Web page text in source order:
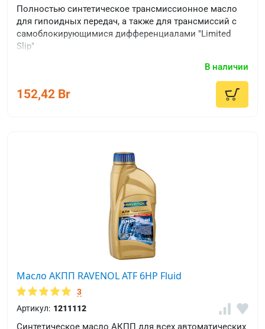
Полностью синтетическое трансмиссионное масло
для гипоидных передач, а также для трансмиссий с
самоблокирующимися дифференциалами "Limited
Slip"
В наличии
152,42 Br
Масло АКПП RAVENOL ATF 6HP Fluid
3
Артикул: 1211112
Синтетическое масло АКПП для всех автоматических